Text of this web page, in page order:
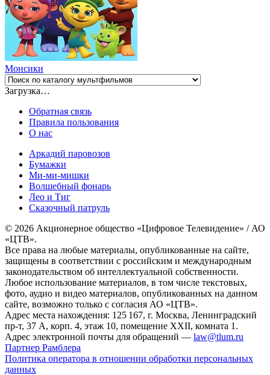
Монсики
Загрузка…
Обратная связь
Правила пользования
О нас
Аркадий паровозов
Бумажки
Ми-ми-мишки
Волшебный фонарь
Лео и Тиг
Сказочный патруль
© 2026 Акционерное общество «Цифровое Телевидение» / АО
«ЦТВ».
Все права на любые материалы, опубликованные на сайте,
защищены в соответствии с российским и международным
законодательством об интеллектуальной собственности.
Любое использование материалов, в том числе текстовых,
фото, аудио и видео материалов, опубликованных на данном
сайте, возможно только с согласия АО «ЦТВ».
Адрес места нахождения: 125 167, г. Москва, Ленинградский
пр-т, 37 А, корп. 4, этаж 10, помещение XXII, комната 1.
Адрес электронной почты для обращений — law@tlum.ru
Партнер Рамблера
Политика оператора в отношении обработки персональных
данных